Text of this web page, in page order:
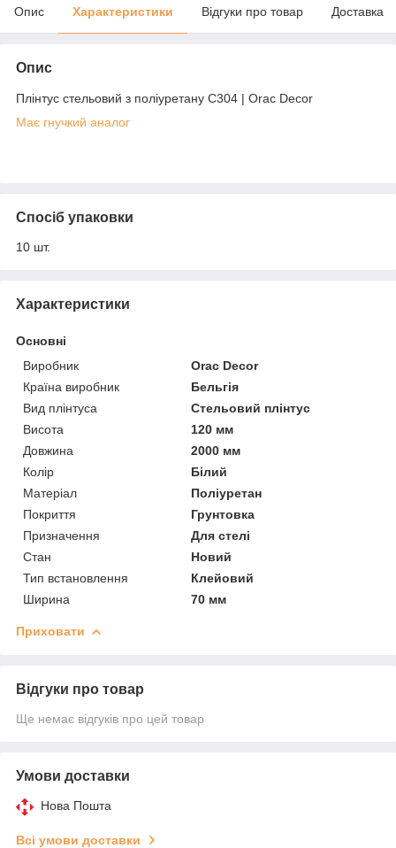
Опис Характеристики Відгуки про товар Доставка
Опис
Плінтус стельовий з поліуретану C304 | Orac Decor
Має гнучкий аналог
Спосіб упаковки
10 шт.
Характеристики
Основні
Виробник
Orac Decor
Країна виробник
Бельгія
Вид плінтуса
Стельовий плінтус
Висота
120 мм
Довжина
2000 мм
Колір
Білий
Матеріал
Поліуретан
Покриття
Грунтовка
Призначення
Для стелі
Стан
Новий
Тип встановлення
Клейовий
Ширина
70 мм
Приховати
Відгуки про товар
Ще немає відгуків про цей товар
Умови доставки
Нова Пошта
Всі умови доставки